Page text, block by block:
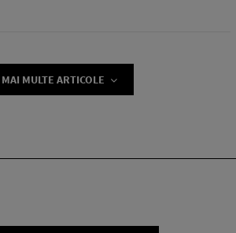
MAI MULTE ARTICOLE